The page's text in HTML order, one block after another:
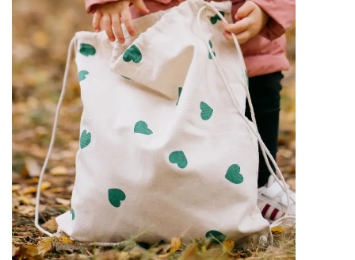
Kontakt